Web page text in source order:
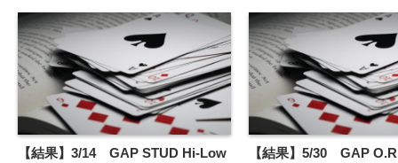
【結果】3/14 GAP STUD Hi-Low 【結果】5/30 GAP